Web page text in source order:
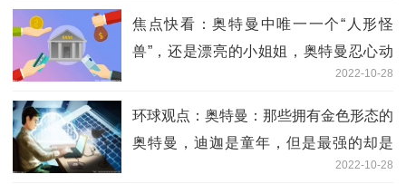
焦点快看：奥特曼中唯一一个“人形怪
兽”，还是漂亮的小姐姐，奥特曼忍心动
2022-10-28
环球观点：奥特曼：那些拥有金色形态的
奥特曼，迪迦是童年，但是最强的却是
2022-10-28